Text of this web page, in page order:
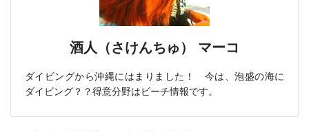
酒人（さけんちゅ） マーコ
ダイビングから沖縄にはまりました！ 今は、泡盛の海に
ダイビング？？得意分野はビーチ情報です。